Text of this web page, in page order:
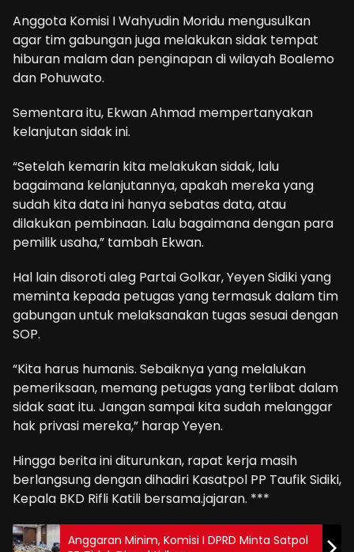
Anggota Komisi I Wahyudin Moridu mengusulkan
agar tim gabungan juga melakukan sidak tempat
hiburan malam dan penginapan di wilayah Boalemo
dan Pohuwato.
Sementara itu, Ekwan Ahmad mempertanyakan
kelanjutan sidak ini.
“Setelah kemarin kita melakukan sidak, lalu
bagaimana kelanjutannya, apakah mereka yang
sudah kita data ini hanya sebatas data, atau
dilakukan pembinaan. Lalu bagaimana dengan para
pemilik usaha,” tambah Ekwan.
Hal lain disoroti aleg Partai Golkar, Yeyen Sidiki yang
meminta kepada petugas yang termasuk dalam tim
gabungan untuk melaksanakan tugas sesuai dengan
SOP.
“Kita harus humanis. Sebaiknya yang melalukan
pemeriksaan, memang petugas yang terlibat dalam
sidak saat itu. Jangan sampai kita sudah melanggar
hak privasi mereka,” harap Yeyen.
Hingga berita ini diturunkan, rapat kerja masih
berlangsung dengan dihadiri Kasatpol PP Taufik Sidiki,
Kepala BKD Rifli Katili bersama.jajaran. ***
Anggaran Minim, Komisi I DPRD Minta Satpol